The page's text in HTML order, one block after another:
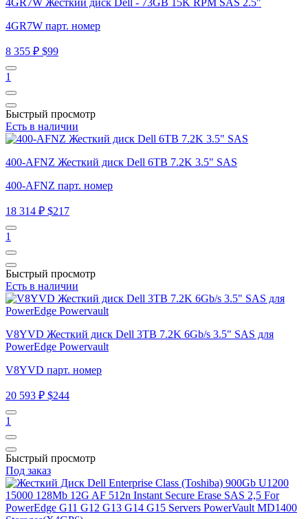
4GR7W Жесткий диск Dell - 73GB 15K RPM SAS 2.5"
4GR7W парт. номер
8 355 ₽ $99
1
Быстрый просмотр
Есть в наличии
400-AFNZ Жесткий диск Dell 6TB 7.2K 3.5" SAS
400-AFNZ парт. номер
18 314 ₽ $217
1
Быстрый просмотр
Есть в наличии
V8YVD Жесткий диск Dell 3TB 7.2K 6Gb/s 3.5" SAS для
PowerEdge Powervault
V8YVD парт. номер
20 593 ₽ $244
1
Быстрый просмотр
Под заказ